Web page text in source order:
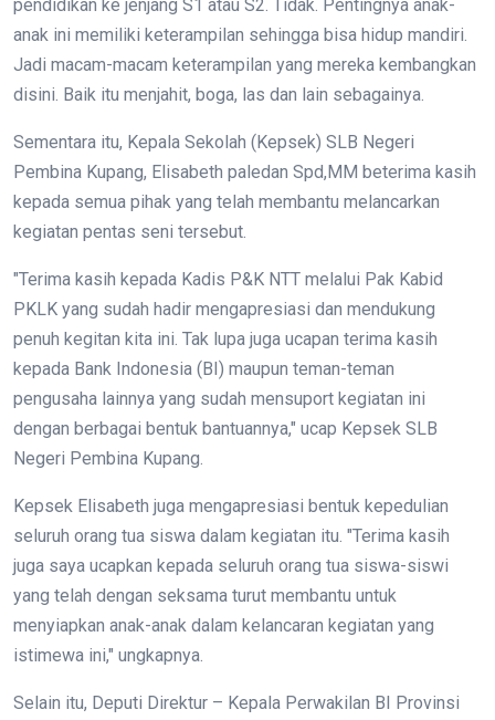
pendidikan ke jenjang S1 atau S2. Tidak. Pentingnya anak-
anak ini memiliki keterampilan sehingga bisa hidup mandiri.
Jadi macam-macam keterampilan yang mereka kembangkan
disini. Baik itu menjahit, boga, las dan lain sebagainya.
Sementara itu, Kepala Sekolah (Kepsek) SLB Negeri
Pembina Kupang, Elisabeth paledan Spd,MM beterima kasih
kepada semua pihak yang telah membantu melancarkan
kegiatan pentas seni tersebut.
"Terima kasih kepada Kadis P&K NTT melalui Pak Kabid
PKLK yang sudah hadir mengapresiasi dan mendukung
penuh kegitan kita ini. Tak lupa juga ucapan terima kasih
kepada Bank Indonesia (BI) maupun teman-teman
pengusaha lainnya yang sudah mensuport kegiatan ini
dengan berbagai bentuk bantuannya," ucap Kepsek SLB
Negeri Pembina Kupang.
Kepsek Elisabeth juga mengapresiasi bentuk kepedulian
seluruh orang tua siswa dalam kegiatan itu. "Terima kasih
juga saya ucapkan kepada seluruh orang tua siswa-siswi
yang telah dengan seksama turut membantu untuk
menyiapkan anak-anak dalam kelancaran kegiatan yang
istimewa ini," ungkapnya.
Selain itu, Deputi Direktur – Kepala Perwakilan BI Provinsi